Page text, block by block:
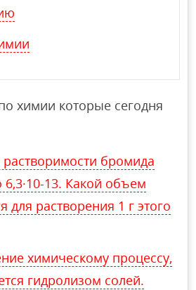
химии которые сегодня
бромида
6,3·10-13. Какой объем
для растворения 1 г этого
химическому процессу,
гидролизом солей.